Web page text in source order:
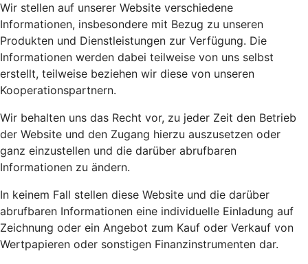
Wir stellen auf unserer Website verschiedene
Informationen, insbesondere mit Bezug zu unseren
Produkten und Dienstleistungen zur Verfügung. Die
Informationen werden dabei teilweise von uns selbst
erstellt, teilweise beziehen wir diese von unseren
Kooperationspartnern.
Wir behalten uns das Recht vor, zu jeder Zeit den Betrieb
der Website und den Zugang hierzu auszusetzen oder
ganz einzustellen und die darüber abrufbaren
Informationen zu ändern.
In keinem Fall stellen diese Website und die darüber
abrufbaren Informationen eine individuelle Einladung auf
Zeichnung oder ein Angebot zum Kauf oder Verkauf von
Wertpapieren oder sonstigen Finanzinstrumenten dar.